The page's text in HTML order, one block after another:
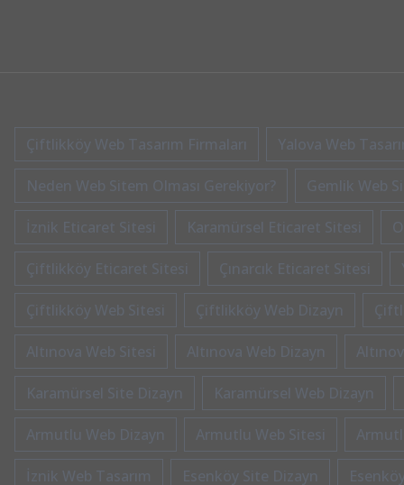
Çiftlikköy Web Tasarım Firmaları Yalova Web
Neden Web Sitem Olması Gerekiyor? Gemlik Web
İznik Eticaret Sitesi Karamürsel Eticaret Sitesi
Çiftlikköy Eticaret Sitesi Çınarcık Eticaret Sitesi
Çiftlikköy Web Sitesi Çiftlikköy Web Dizayn
Altınova Web Sitesi Altınova Web Dizayn
Karamürsel Site Dizayn Karamürsel Web Dizayn
Armutlu Web Dizayn Armutlu Web Sitesi
İznik Web Tasarım Esenköy Site Dizayn